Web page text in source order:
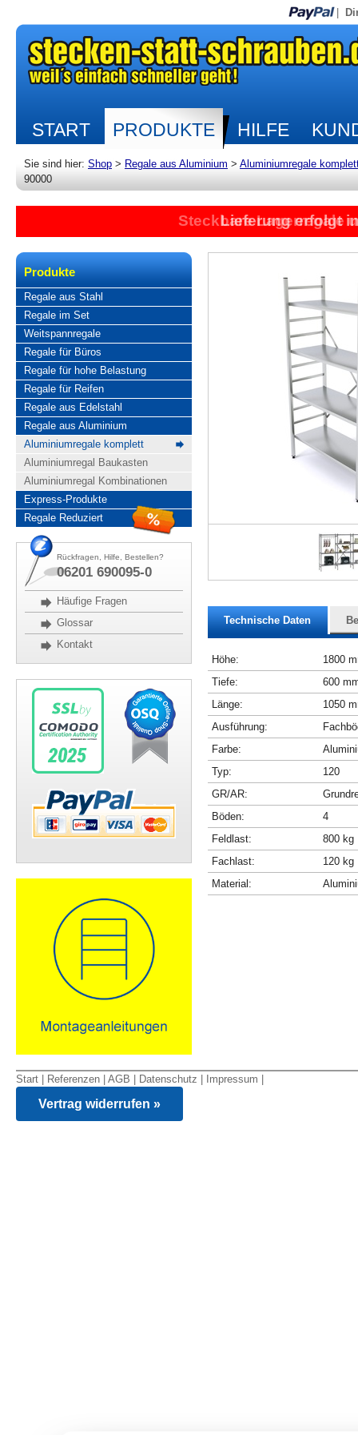
START PRODUKTE HILFE
Sie sind hier: Shop > Regale aus Aluminium > Aluminiumregale
90000
Steckbare Lagerregale
Lieferung erfolgt
Produkte
Regale aus Stahl
Regale im Set
Weitspannregale
Regale für Büros
Regale für hohe Belastung
Regale für Reifen
Regale aus Edelstahl
Regale aus Aluminium
Aluminiumregale komplett
Aluminiumregal Baukasten
Aluminiumregal Kombinationen
Express-Produkte
Regale Reduziert
Rückfragen, Hilfe, Bestellen?
06201 690095-0
Häufige Fragen
Glossar
Kontakt
Technische Daten
Höhe:
1800
Tiefe:
600
Länge:
1050
Ausführung:
Farbe:
Typ:
120
GR/AR:
Böden:
4
Feldlast:
800 kg
Fachlast:
120 kg
Material:
Start Referenzen AGB Datenschutz Impressum
Vertrag widerrufen »